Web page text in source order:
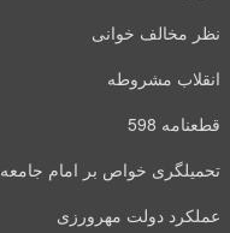
نظر مخالف خوانی
انقلاب مشروطه
قطعنامه 598
تحمیلگری خواص بر امام جامعه
عملکرد دولت مهرورزی